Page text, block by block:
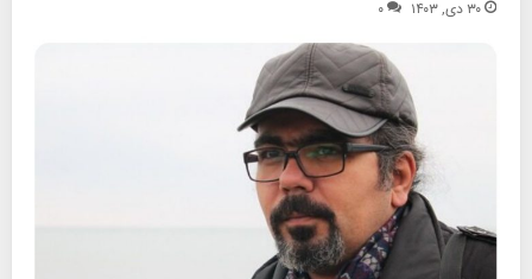
۳۰ دی, ۱۴۰۳ ۰